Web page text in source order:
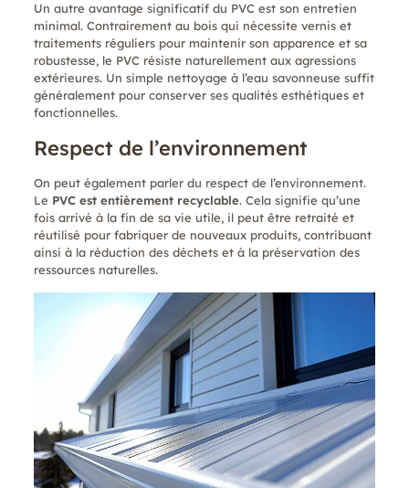
Un autre avantage significatif du PVC est son entretien
minimal. Contrairement au bois qui nécessite vernis et
traitements réguliers pour maintenir son apparence et sa
robustesse, le PVC résiste naturellement aux agressions
extérieures. Un simple nettoyage à l’eau savonneuse suffit
généralement pour conserver ses qualités esthétiques et
fonctionnelles.
Respect de l’environnement
On peut également parler du respect de l’environnement.
Le PVC est entièrement recyclable. Cela signifie qu’une
fois arrivé à la fin de sa vie utile, il peut être retraité et
réutilisé pour fabriquer de nouveaux produits, contribuant
ainsi à la réduction des déchets et à la préservation des
ressources naturelles.